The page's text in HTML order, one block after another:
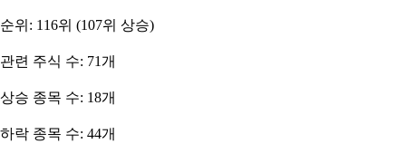
순위: 116위 (107위 상승)
관련 주식 수: 71개
상승 종목 수: 18개
하락 종목 수: 44개